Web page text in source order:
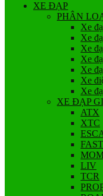
XE ĐẠP
PHÂN
Xe
Xe
Xe
Xe
Xe
Xe
Xe
XE ĐẠP
ATX
XTC
LIV
TCR